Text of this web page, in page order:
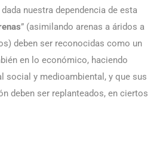
nuestra dependencia de esta
” (asimilando arenas a áridos a
deben ser reconocidas como un
en lo económico, haciendo
social y medioambiental, y que sus
deben ser replanteados, en ciertos